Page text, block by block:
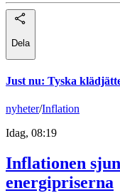
Dela
Just nu: Tyska
nyheter/Inflation
Idag, 08:19
Inflationen
energipriserna